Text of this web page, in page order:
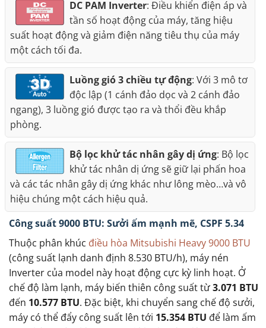
DC PAM Inverter: Điều khiển điện áp và
tần số hoạt động của máy, tăng hiệu
suất hoạt động và giảm điện năng tiêu thụ của máy
một cách tối đa.
Luồng gió 3 chiều tự động: Với 3 mô tơ
độc lập (1 cánh đảo dọc và 2 cánh đảo
ngang), 3 luồng gió được tạo ra và thổi đều khắp
phòng.
Bộ lọc khử tác nhân gây dị ứng: Bộ lọc
khử tác nhân dị ứng sẽ giữ lại phấn hoa
và các tác nhân gây dị ứng khác như lông mèo…và vô
hiệu chúng một cách hiệu quả.
Công suất 9000 BTU: Sưởi ấm mạnh mẽ, CSPF 5.34
Thuộc phân khúc điều hòa Mitsubishi Heavy 9000 BTU
(công suất lạnh danh định 8.530 BTU/h), máy nén
Inverter của model này hoạt động cực kỳ linh hoạt. Ở
chế độ làm lạnh, máy biến thiên công suất từ3.071 BTU
đến 10.577 BTU. Đặc biệt, khi chuyển sang chế độ sưởi,
máy có thể đẩy công suất lên tới 15.354 BTU để làm ấm